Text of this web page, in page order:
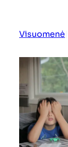
Visuomenė